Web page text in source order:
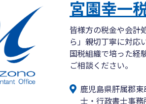
宮園幸一
皆様方の税金や会計
ら」親切丁寧に対応
国税組織で培った経
ご相談ください。
鹿児島県肝属郡
士・行政書士事務